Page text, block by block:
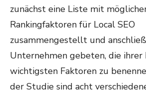
zunächst eine Liste mit
Rankingfaktoren für Local SEO
zusammengestellt und
Unternehmen gebeten, die ihrer
wichtigsten Faktoren zu
der Studie sind acht